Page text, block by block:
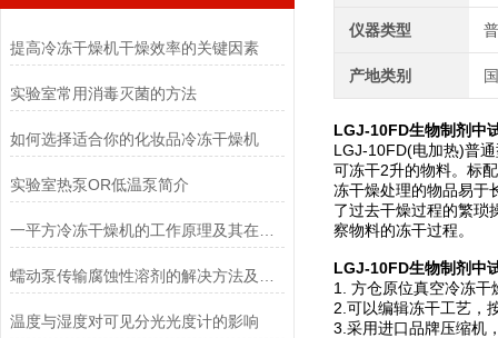
提高冷冻干燥机干燥效率的关键因素
实验室常用消毒灭菌的方法
如何选择适合你的化妆品冷冻干燥机
实验室热泵OR低温泵简介
一平方冷冻干燥机的工作原理及其在材料科学中的重要性
温度与湿度对可见分光光度计的影响
仪器类型
产地类别
LGJ-10FD生物制剂中
LGJ-10FD(电加热)普
可冻干2升的物料。标
冻干燥处理的物品易于
了过去干燥过程的繁琐
察物料的冻干过程。
LGJ-10FD生物制剂中
1. 方仓原位真空冷冻
2.可以编辑冻干工艺，
3.采用进口品牌压缩机